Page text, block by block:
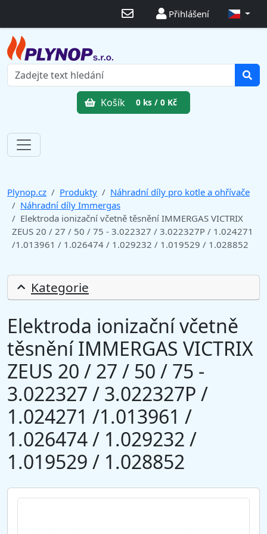
Přihlášení
Košík 0 ks / 0 Kč
Plynop.cz Produkty
Náhradní díly pro kotle a ohřívače
Náhradní díly Immergas
Elektroda ionizační včetně těsnění IMMERGAS VICTRIX
ZEUS 20 / 27 / 50 / 75 - 3.022327 / 3.022327P / 1.024271
/1.013961 / 1.026474 / 1.029232 / 1.019529 / 1.028852
Kategorie
Elektroda ionizační včetně
těsnění IMMERGAS VICTRIX
ZEUS 20 / 27 / 50 / 75 -
3.022327 / 3.022327P /
1.024271 /1.013961 /
1.026474 / 1.029232 /
1.019529 / 1.028852